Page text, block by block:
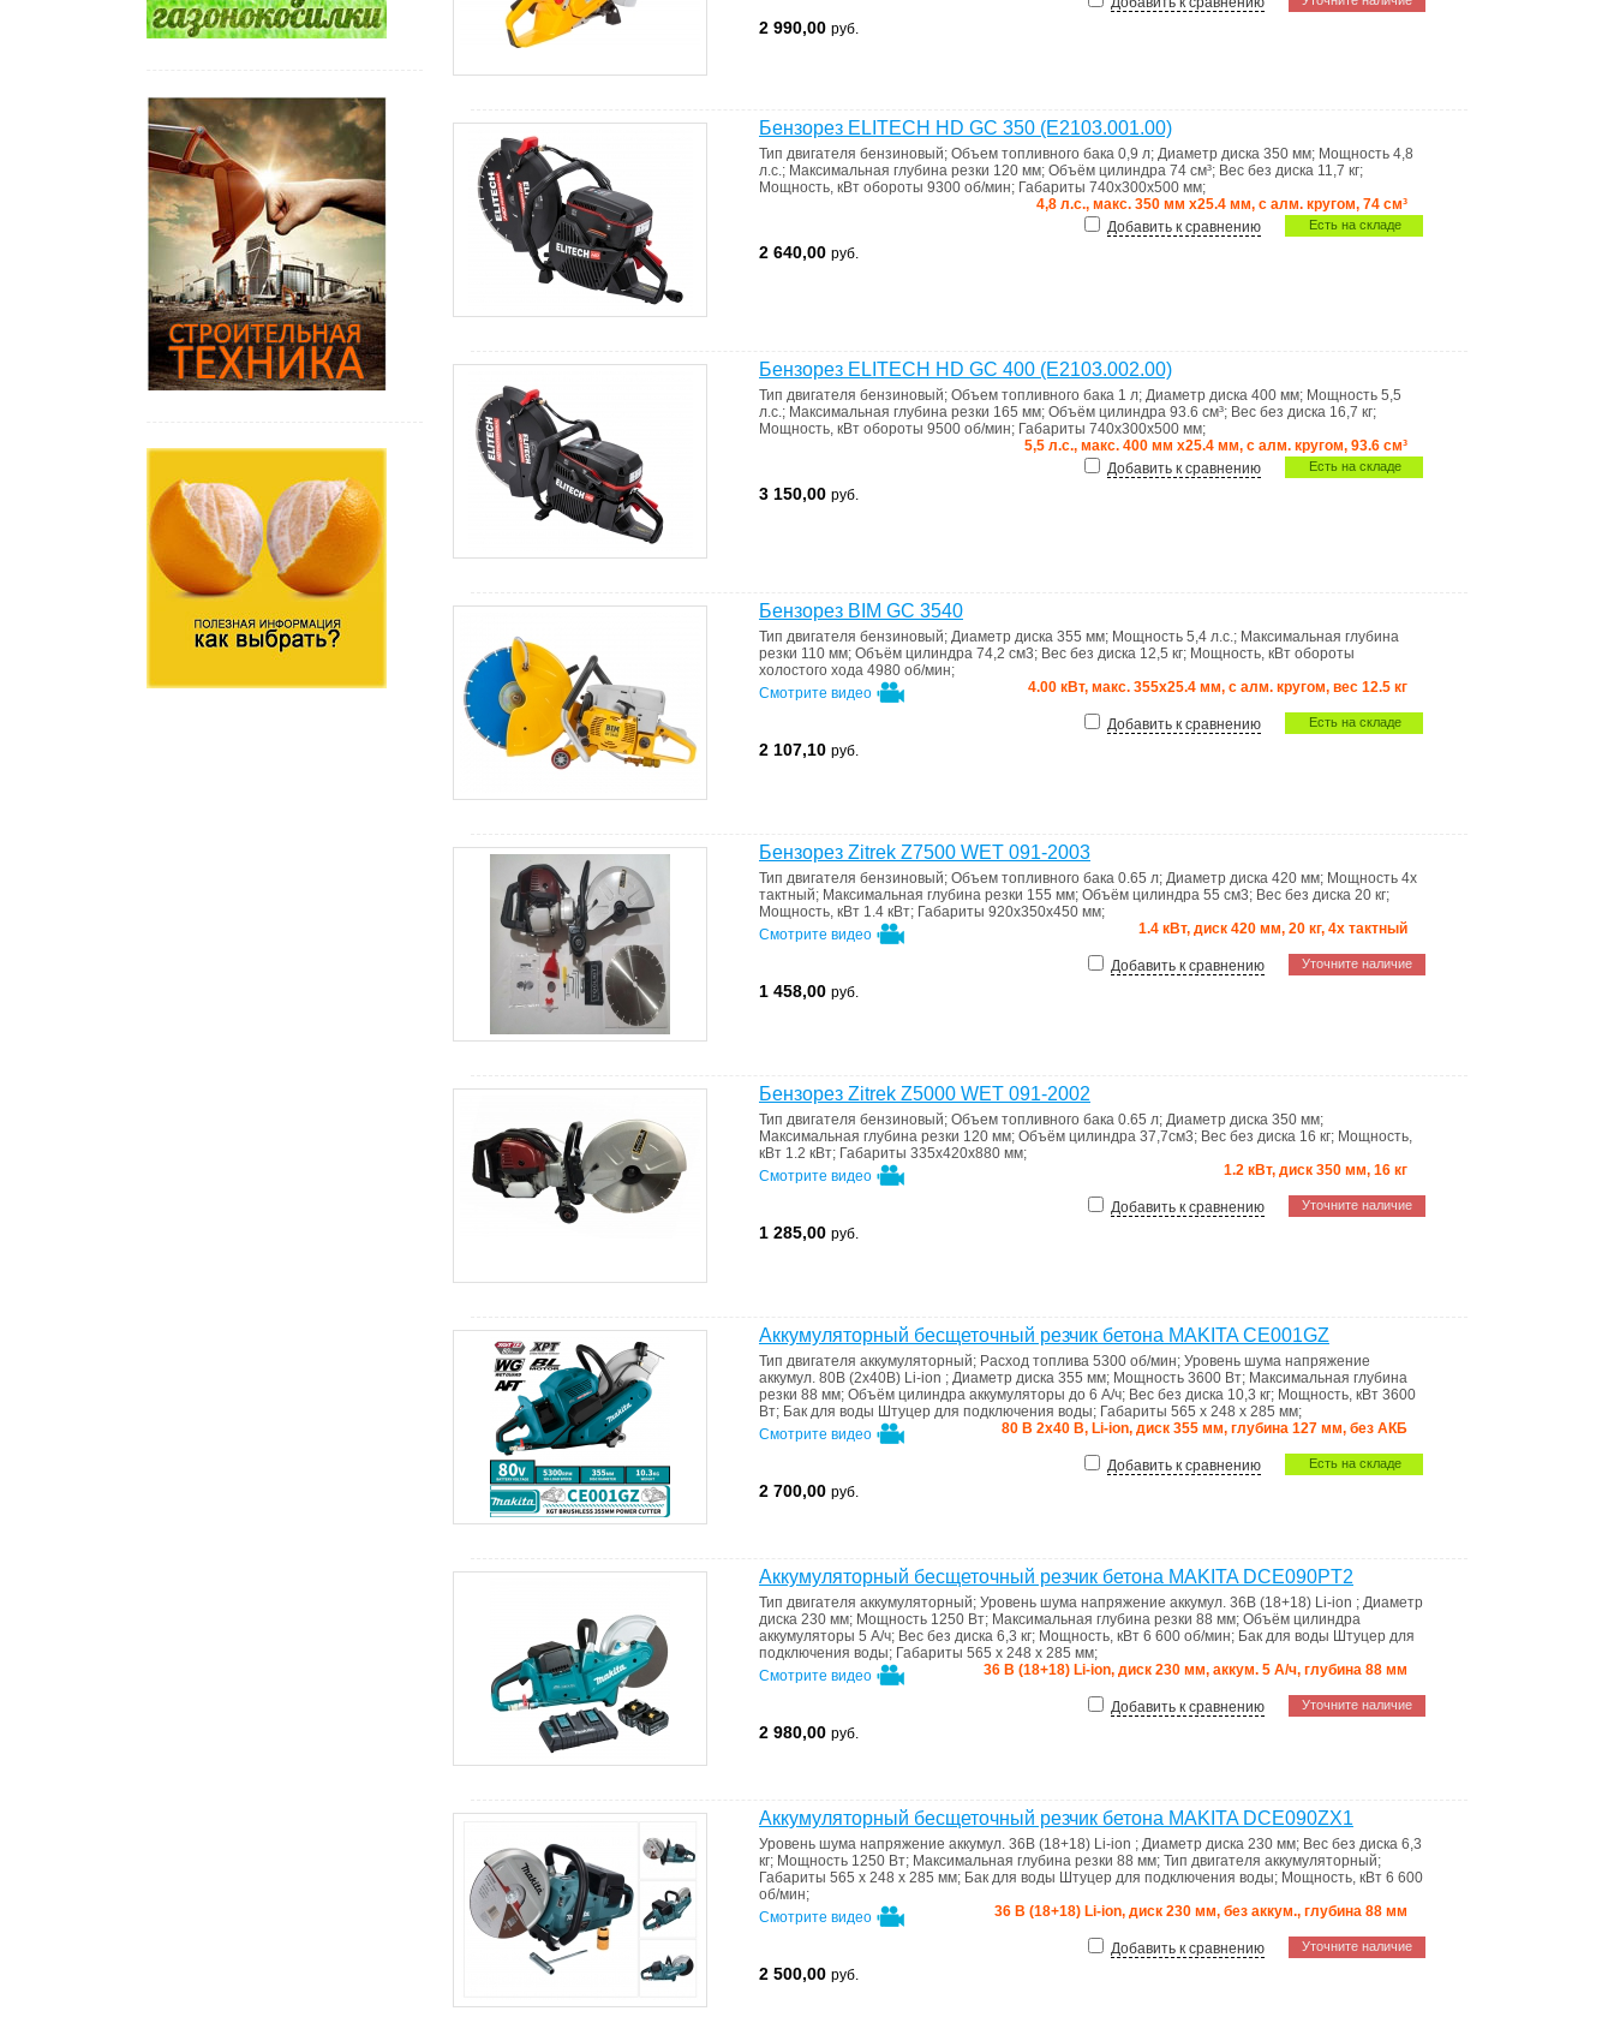
2 990,00 руб.
Бензорез ELITECH HD GC 350 (E2103.001.00)
Тип двигателя бензиновый; Объем топливного бака 0,9 л; Диаметр диска 350 мм; Мощность 4,8
л.с.; Максимальная глубина резки 120 мм; Объём цилиндра 74 см³; Вес без диска 11,7 кг;
Мощность, кВт обороты 9300 об/мин; Габариты 740x300x500 мм;
4,8 л.с., макс. 350 мм х25.4 мм, с алм. кругом, 74 см³
Есть на складе
Добавить к сравнению
2 640,00 руб.
Бензорез ELITECH HD GC 400 (E2103.002.00)
Тип двигателя бензиновый; Объем топливного бака 1 л; Диаметр диска 400 мм; Мощность 5,5
л.с.; Максимальная глубина резки 165 мм; Объём цилиндра 93.6 см³; Вес без диска 16,7 кг;
Мощность, кВт обороты 9500 об/мин; Габариты 740x300x500 мм;
5,5 л.с., макс. 400 мм х25.4 мм, с алм. кругом, 93.6 см³
Есть на складе
Добавить к сравнению
3 150,00 руб.
Бензорез BIM GC 3540
Тип двигателя бензиновый; Диаметр диска 355 мм; Мощность 5,4 л.с.; Максимальная глубина
резки 110 мм; Объём цилиндра 74,2 см3; Вес без диска 12,5 кг; Мощность, кВт обороты
холостого хода 4980 об/мин;
4.00 кВт, макс. 355х25.4 мм, с алм. кругом, вес 12.5 кг
Смотрите видео
Есть на складе
Добавить к сравнению
2 107,10 руб.
Бензорез Zitrek Z7500 WET 091-2003
Тип двигателя бензиновый; Объем топливного бака 0.65 л; Диаметр диска 420 мм; Мощность 4х
тактный; Максимальная глубина резки 155 мм; Объём цилиндра 55 см3; Вес без диска 20 кг;
Мощность, кВт 1.4 кВт; Габариты 920х350х450 мм;
1.4 кВт, диск 420 мм, 20 кг, 4х тактный
Смотрите видео
Уточните наличие
Добавить к сравнению
1 458,00 руб.
Бензорез Zitrek Z5000 WET 091-2002
Тип двигателя бензиновый; Объем топливного бака 0.65 л; Диаметр диска 350 мм;
Максимальная глубина резки 120 мм; Объём цилиндра 37,7см3; Вес без диска 16 кг; Мощность,
кВт 1.2 кВт; Габариты 335х420х880 мм;
1.2 кВт, диск 350 мм, 16 кг
Смотрите видео
Уточните наличие
Добавить к сравнению
1 285,00 руб.
Аккумуляторный бесщеточный резчик бетона MAKITA CE001GZ
Тип двигателя аккумуляторный; Расход топлива 5300 об/мин; Уровень шума напряжение
аккумул. 80В (2х40В) Li-ion ; Диаметр диска 355 мм; Мощность 3600 Вт; Максимальная глубина
резки 88 мм; Объём цилиндра аккумуляторы до 6 А/ч; Вес без диска 10,3 кг; Мощность, кВт 3600
Вт; Бак для воды Штуцер для подключения воды; Габариты 565 x 248 x 285 мм;
80 В 2х40 В, Li-ion, диск 355 мм, глубина 127 мм, без АКБ
Смотрите видео
Есть на складе
Добавить к сравнению
2 700,00 руб.
Аккумуляторный бесщеточный резчик бетона MAKITA DCE090PT2
Тип двигателя аккумуляторный; Уровень шума напряжение аккумул. 36В (18+18) Li-ion ; Диаметр
диска 230 мм; Мощность 1250 Вт; Максимальная глубина резки 88 мм; Объём цилиндра
аккумуляторы 5 А/ч; Вес без диска 6,3 кг; Мощность, кВт 6 600 об/мин; Бак для воды Штуцер для
подключения воды; Габариты 565 x 248 x 285 мм;
36 В (18+18) Li-ion, диск 230 мм, аккум. 5 А/ч, глубина 88 мм
Смотрите видео
Уточните наличие
Добавить к сравнению
2 980,00 руб.
Аккумуляторный бесщеточный резчик бетона MAKITA DCE090ZX1
Уровень шума напряжение аккумул. 36В (18+18) Li-ion ; Диаметр диска 230 мм; Вес без диска 6,3
кг; Мощность 1250 Вт; Максимальная глубина резки 88 мм; Тип двигателя аккумуляторный;
Габариты 565 x 248 x 285 мм; Бак для воды Штуцер для подключения воды; Мощность, кВт 6 600
об/мин;
36 В (18+18) Li-ion, диск 230 мм, без аккум., глубина 88 мм
Смотрите видео
Уточните наличие
Добавить к сравнению
2 500,00 руб.